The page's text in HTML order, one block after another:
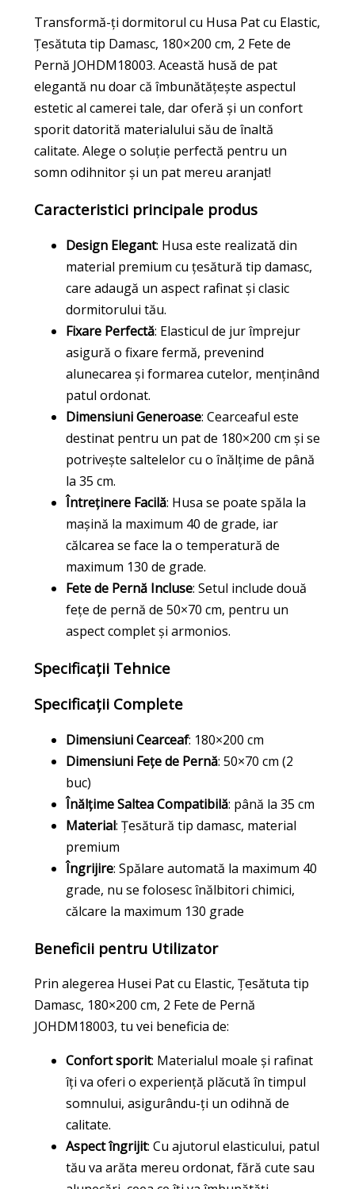
Transformă-ți dormitorul cu Husa Pat cu Elastic,
Țesătuta tip Damasc, 180×200 cm, 2 Fete de
Pernă JOHDM18003. Această husă de pat
elegantă nu doar că îmbunătățește aspectul
estetic al camerei tale, dar oferă și un confort
sporit datorită materialului său de înaltă
calitate. Alege o soluție perfectă pentru un
somn odihnitor și un pat mereu aranjat!
Caracteristici principale produs
Design Elegant: Husa este realizată din
material premium cu țesătură tip damasc,
care adaugă un aspect rafinat și clasic
dormitorului tău.
Fixare Perfectă: Elasticul de jur împrejur
asigură o fixare fermă, prevenind
alunecarea și formarea cutelor, menținând
patul ordonat.
Dimensiuni Generoase: Cearceaful este
destinat pentru un pat de 180×200 cm și se
potrivește saltelelor cu o înălțime de până
la 35 cm.
Întreținere Facilă: Husa se poate spăla la
mașină la maximum 40 de grade, iar
călcarea se face la o temperatură de
maximum 130 de grade.
Fete de Pernă Incluse: Setul include două
fețe de pernă de 50×70 cm, pentru un
aspect complet și armonios.
Specificații Tehnice
Specificații Complete
Dimensiuni Cearceaf: 180×200 cm
Dimensiuni Fețe de Pernă: 50×70 cm (2
buc)
Înălțime Saltea Compatibilă: până la 35 cm
Material: Țesătură tip damasc, material
premium
Îngrijire: Spălare automată la maximum 40
grade, nu se folosesc înălbitori chimici,
călcare la maximum 130 grade
Beneficii pentru Utilizator
Prin alegerea Husei Pat cu Elastic, Țesătuta tip
Damasc, 180×200 cm, 2 Fete de Pernă
JOHDM18003, tu vei beneficia de:
Confort sporit: Materialul moale și rafinat
îți va oferi o experiență plăcută în timpul
somnului, asigurându-ți un odihnă de
calitate.
Aspect îngrijit: Cu ajutorul elasticului, patul
tău va arăta mereu ordonat, fără cute sau